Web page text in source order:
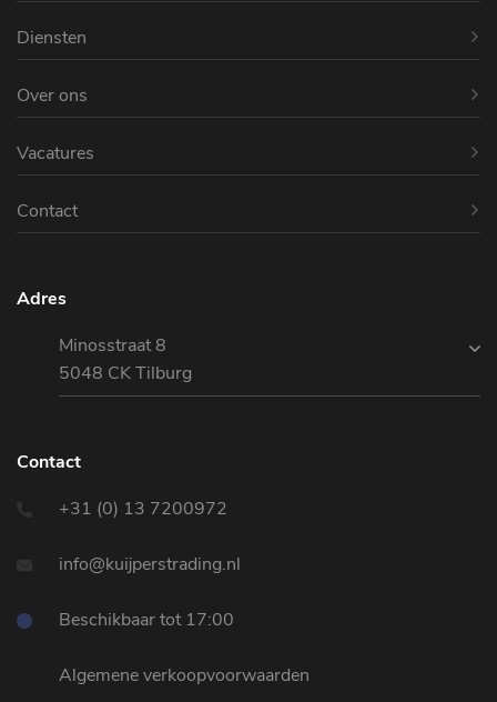
Diensten
Over ons
Vacatures
Contact
Adres
Minosstraat 8
5048 CK Tilburg
Contact
+31 (0) 13 7200972
info@kuijperstrading.nl
Beschikbaar tot 17:00
Algemene verkoopvoorwaarden